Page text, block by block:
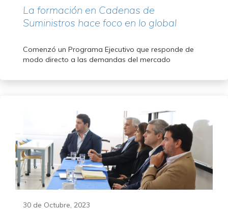
La formación en Cadenas de
Suministros hace foco en lo global
Comenzó un Programa Ejecutivo que responde de
modo directo a las demandas del mercado
30 de Octubre, 2023